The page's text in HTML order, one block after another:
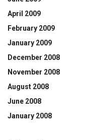
April 2009
February 2009
January 2009
December 2008
November 2008
August 2008
June 2008
January 2008